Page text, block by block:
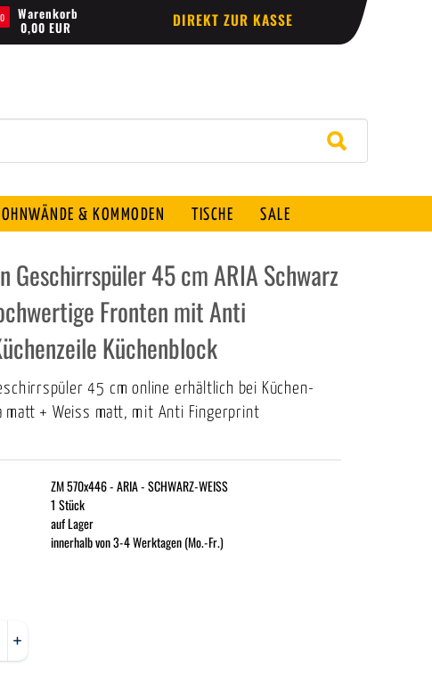
Warenkorb
0,00 EUR
0 DIREKT ZUR KASSE
& KOMMODEN TISCHE SALE
45 cm ARIA Schwarz
Fronten mit Anti
Küchenblock
45 cm online erhältlich bei Küchen-
matt + Weiss matt, mit Anti Fingerprint
ZM 570x446 - ARIA - SCHWARZ-WEISS
1 Stück
auf Lager
innerhalb von 3-4 Werktagen (Mo.-Fr.)